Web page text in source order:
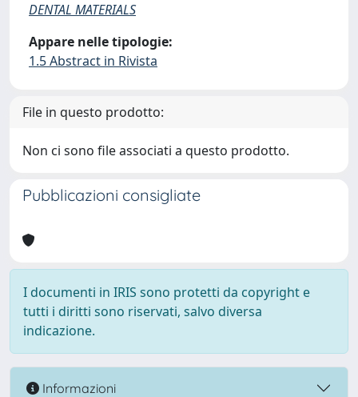
DENTAL MATERIALS
Appare nelle tipologie:
1.5 Abstract in Rivista
File in questo prodotto:
Non ci sono file associati a questo prodotto.
Pubblicazioni consigliate
I documenti in IRIS sono protetti da copyright e
tutti i diritti sono riservati, salvo diversa
indicazione.
Informazioni